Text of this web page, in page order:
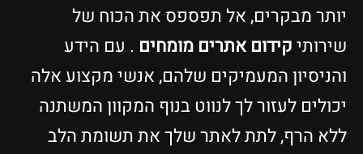
יותר מבקרים, אל תפספס את הכוח של
שירותיקידום אתרים מומחים . עם הידע
והניסיון המעמיקים שלהם, אנשי מקצוע אלה
יכולים לעזור לך לנווט בנוף המקוון המשתנה
ללא הרף, לתת לאתר שלך את תשומת הלב